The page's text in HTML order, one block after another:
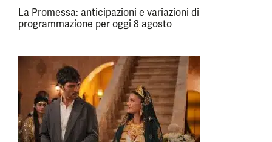
La Promessa: anticipazioni e variazioni di
programmazione per oggi 8 agosto